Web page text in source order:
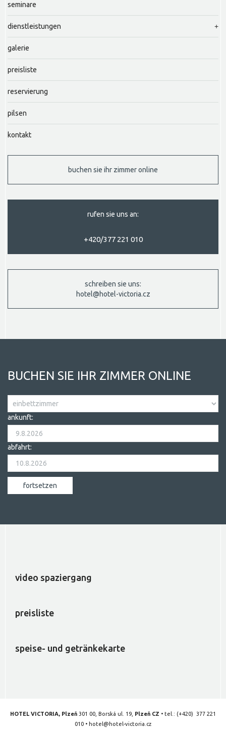
seminare
dienstleistungen
galerie
preisliste
reservierung
pilsen
kontakt
buchen sie ihr zimmer online
rufen sie uns an:
+420/377 221 010
schreiben sie uns:
hotel@hotel-victoria.cz
BUCHEN SIE IHR ZIMMER ONLINE
ankunft:
abfahrt:
video spaziergang
preisliste
speise- und getränkekarte
HOTEL VICTORIA, Plzeň 301 00, Borská ul. 19, Plzeň CZ • tel.: (+420) 377 221
010 • hotel@hotel-victoria.cz